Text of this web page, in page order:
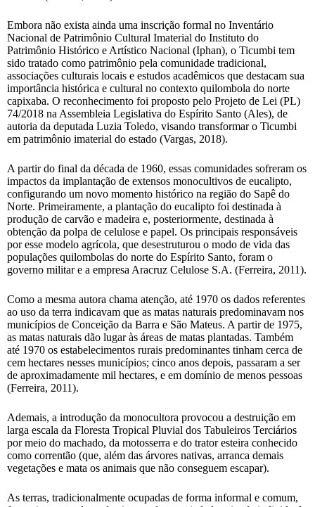
Embora não exista ainda uma inscrição formal no Inventário
Nacional de Patrimônio Cultural Imaterial do Instituto do
Patrimônio Histórico e Artístico Nacional (Iphan), o Ticumbi tem
sido tratado como patrimônio pela comunidade tradicional,
associações culturais locais e estudos acadêmicos que destacam sua
importância histórica e cultural no contexto quilombola do norte
capixaba. O reconhecimento foi proposto pelo Projeto de Lei (PL)
74/2018 na Assembleia Legislativa do Espírito Santo (Ales), de
autoria da deputada Luzia Toledo, visando transformar o Ticumbi
em patrimônio imaterial do estado (Vargas, 2018).
A partir do final da década de 1960, essas comunidades sofreram os
impactos da implantação de extensos monocultivos de eucalipto,
configurando um novo momento histórico na região do Sapê do
Norte. Primeiramente, a plantação do eucalipto foi destinada à
produção de carvão e madeira e, posteriormente, destinada à
obtenção da polpa de celulose e papel. Os principais responsáveis
por esse modelo agrícola, que desestruturou o modo de vida das
populações quilombolas do norte do Espírito Santo, foram o
governo militar e a empresa Aracruz Celulose S.A. (Ferreira, 2011).
Como a mesma autora chama atenção, até 1970 os dados referentes
ao uso da terra indicavam que as matas naturais predominavam nos
municípios de Conceição da Barra e São Mateus. A partir de 1975,
as matas naturais dão lugar às áreas de matas plantadas. Também
até 1970 os estabelecimentos rurais predominantes tinham cerca de
cem hectares nesses municípios; cinco anos depois, passaram a ser
de aproximadamente mil hectares, e em domínio de menos pessoas
(Ferreira, 2011).
Ademais, a introdução da monocultora provocou a destruição em
larga escala da Floresta Tropical Pluvial dos Tabuleiros Terciários
por meio do machado, da motosserra e do trator esteira conhecido
como correntão (que, além das árvores nativas, arranca demais
vegetações e mata os animais que não conseguem escapar).
As terras, tradicionalmente ocupadas de forma informal e comum,